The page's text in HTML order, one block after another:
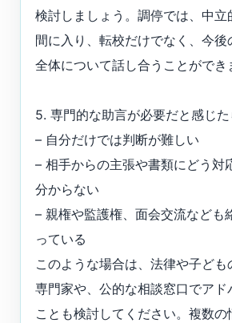
検討しましょう。調停では、中立
間に入り、転校だけでなく、今
全体について話し合うことができ
5. 専門的な助言が必要だと感じた
– 自分だけでは判断が難しい
– 相手からの主張や書類にどう対
分からない
– 親権や監護権、面会交流なども
っている
このような場合は、法律や子ども
専門家や、公的な相談窓口でアド
ことも検討してください。複数の